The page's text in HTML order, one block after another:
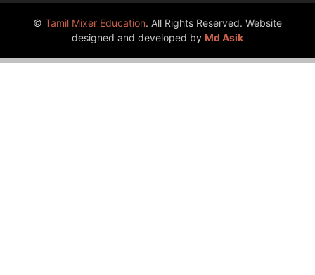
© Tamil Mixer Education. All Rights Reserved. Website
designed and developed by Md Asik